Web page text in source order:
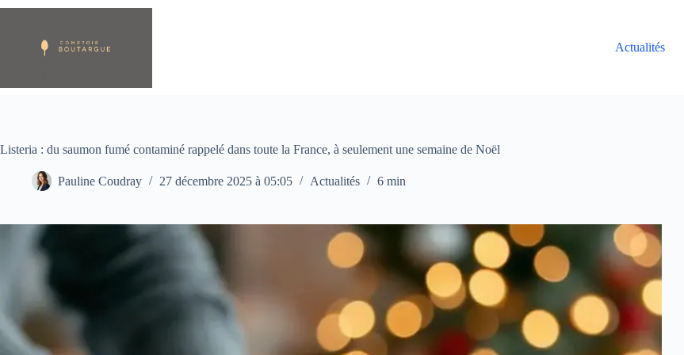
Passer
Actualités
Listeria : du saumon fumé contaminé rappelé dans toute la France, à seulement une semaine de Noël
Pauline Coudray 27 décembre 2025 à 05:05 Actualités 6 min